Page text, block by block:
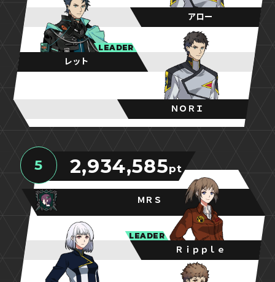
アロー
LEADER
レット
ＮＯＲＩ
5 2,934,585pt
ＭＲＳ
LEADER
Ｒｉｐｐｌｅ